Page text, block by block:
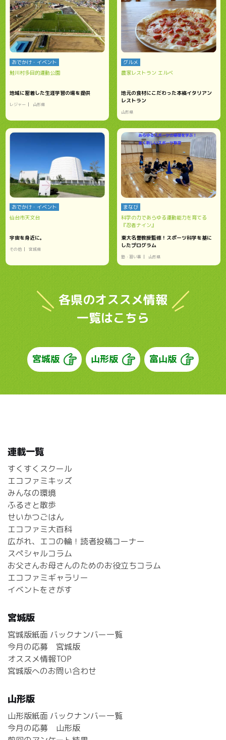
おでかけ・イベント
鮭川村多目的運動公園
地域に密着した生涯学習の場を提供
レジャー 山形県
グルメ
農家レストラン エルベ
地元の食材にこだわった本格イタリアン
レストラン
山形県
おでかけ・イベント
仙台市天文台
宇宙を身近に。
その他 宮城県
まなび
科学の力であらゆる運動能力を育てる
『忍者ナイン』
東大名誉教授監修！スポーツ科学を基に
したプログラム
塾・習い事 山形県
各県のオススメ情報
一覧はこちら
宮城版 山形版 富山版
連載一覧
すくすくスクール
エコファミキッズ
みんなの環境
ふるさと散歩
せいかつごはん
エコファミ大百科
広がれ、エコの輪！読者投稿コーナー
スペシャルコラム
お父さんお母さんのためのお役立ちコラム
エコファミギャラリー
イベントをさがす
宮城版
宮城版紙面 バックナンバー一覧
今月の応募 宮城版
オススメ情報TOP
宮城版へのお問い合わせ
山形版
山形版紙面 バックナンバー一覧
今月の応募 山形版